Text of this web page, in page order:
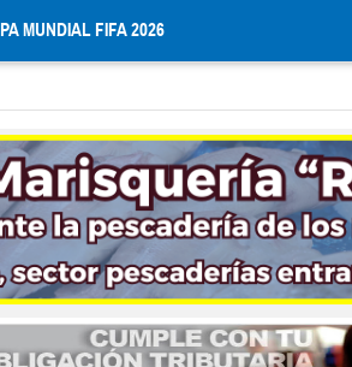
MUNDIAL FIFA 2026